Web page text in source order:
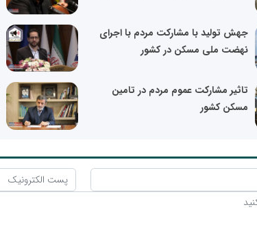
جهش تولید با مشارکت مردم با اجرای
نهضت ملی مسکن در کشور
تاثیر مشارکت عموم مردم در تامین
مسکن کشور